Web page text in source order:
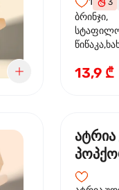
3
ბრინჯი,
სოუსი,
13,9 ₾
ატრია
სოსუით